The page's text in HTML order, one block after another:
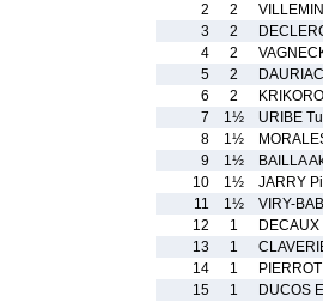
2
2
3
2
4
2
5
2
6
2
7
1½
URIBE
8
1½
9
1½
BAILLA
10
1½
JARRY
11
1½
VIRY-
12
1
13
1
14
1
15
1
DUCOS